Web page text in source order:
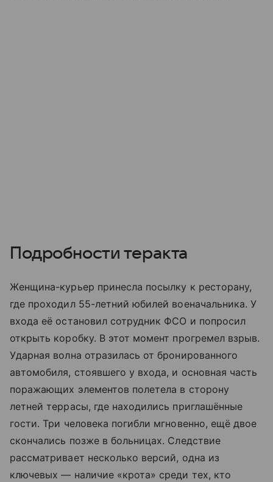
Подробности теракта
Женщина-курьер принесла посылку к ресторану,
где проходил 55-летний юбилей военачальника. У
входа её остановил сотрудник ФСО и попросил
открыть коробку. В этот момент прогремел взрыв.
Ударная волна отразилась от бронированного
автомобиля, стоявшего у входа, и основная часть
поражающих элементов полетела в сторону
летней террасы, где находились приглашённые
гости. Три человека погибли мгновенно, ещё двое
скончались позже в больницах. Следствие
рассматривает несколько версий, одна из
ключевых — наличие «крота» среди тех, кто